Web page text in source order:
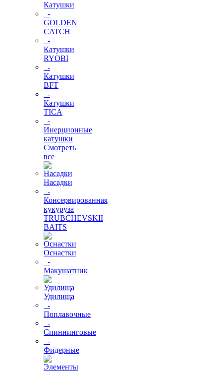
Катушки
-
GOLDEN
CATCH
-
Катушки
RYOBI
-
Катушки
BFT
-
Катушки
TICA
-
Инерционные
катушки
Смотреть
все
Насадки
-
Консервированная
кукуруза
TRUBCHEVSKII
BAITS
Оснастки
-
Макушатник
Удилища
-
Поплавочные
-
Спиннинговые
-
Фидерные